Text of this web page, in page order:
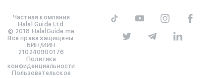
Частная компания
Halal Guide Ltd.
© 2018 HalalGuide.me
Все права защищены.
БИН/ИИН
210240900176
Политика
конфиденциальности
Пользовательское